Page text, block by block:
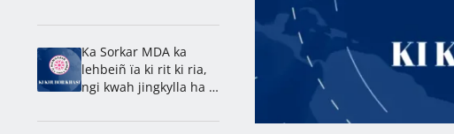
Ka Sorkar MDA ka
lehbeiñ ïa ki rit ki ria,
ngi kwah jingkylla ha u